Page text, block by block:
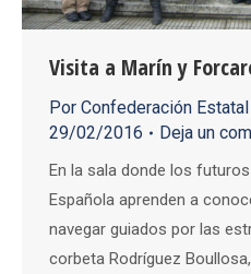
Visita a Marín y
Por Confederación Estatal
29/02/2016
Deja un
En la sala donde los
Española aprenden a
navegar guiados por las
corbeta Rodríguez